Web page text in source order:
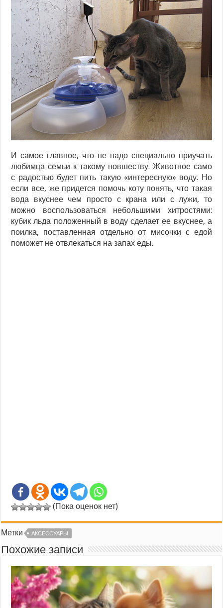
И самое главное, что не надо специально приучать
любимца семьи к такому новшеству. Животное само
с радостью будет пить такую «интересную» воду. Но
если все, же придется помочь коту понять, что такая
вода вкуснее чем просто с крана или с лужи, то
можно воспользоваться небольшими хитростями:
кубик льда положенный в воду сделает ее вкуснее, а
поилка, поставленная отдельно от мисочки с едой
поможет не отвлекаться на запах еды.
(Пока оценок нет)
Метки АКСЕССУАРЫ
Похожие записи